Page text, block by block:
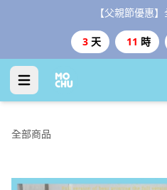
【父親節優惠
3 天 11 時
全部商品